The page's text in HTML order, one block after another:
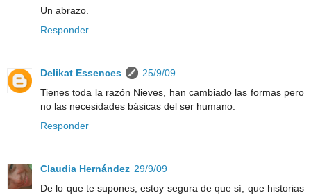
Un abrazo.
Responder
Delikat Essences
25/9/09
Tienes toda la razón Nieves, han cambiado las formas pero
no las necesidades básicas del ser humano.
Responder
Claudia Hernández 29/9/09
De lo que te supones, estoy segura de que sí, que historias